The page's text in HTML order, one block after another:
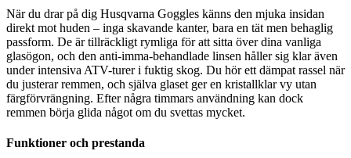
När du drar på dig Husqvarna Goggles känns den mjuka insidan
direkt mot huden – inga skavande kanter, bara en tät men behaglig
passform. De är tillräckligt rymliga för att sitta över dina vanliga
glasögon, och den anti-imma-behandlade linsen håller sig klar även
under intensiva ATV-turer i fuktig skog. Du hör ett dämpat rassel när
du justerar remmen, och själva glaset ger en kristallklar vy utan
färgförvrängning. Efter några timmars användning kan dock
remmen börja glida något om du svettas mycket.
Funktioner och prestanda